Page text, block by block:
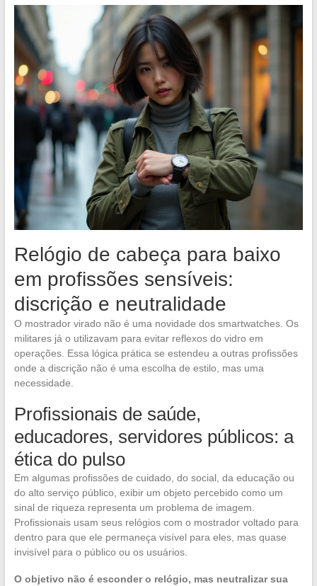
Relógio de cabeça para baixo
em profissões sensíveis:
discrição e neutralidade
O mostrador virado não é uma novidade dos smartwatches. Os
militares já o utilizavam para evitar reflexos do vidro em
operações. Essa lógica prática se estendeu a outras profissões
onde a discrição não é uma escolha de estilo, mas uma
necessidade.
Profissionais de saúde,
educadores, servidores públicos: a
ética do pulso
Em algumas profissões de cuidado, do social, da educação ou
do alto serviço público, exibir um objeto percebido como um
sinal de riqueza representa um problema de imagem.
Profissionais usam seus relógios com o mostrador voltado para
dentro para que ele permaneça visível para eles, mas quase
invisível para o público ou os usuários.
O objetivo não é esconder o relógio, mas neutralizar sua